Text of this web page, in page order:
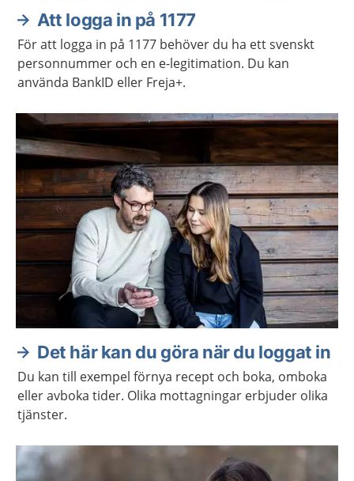
Att logga in på 1177
För att logga in på 1177 behöver du ha ett svenskt
personnummer och en e-legitimation. Du kan
använda BankID eller Freja+.
Det här kan du göra när du loggat in
Du kan till exempel förnya recept och boka, omboka
eller avboka tider. Olika mottagningar erbjuder olika
tjänster.